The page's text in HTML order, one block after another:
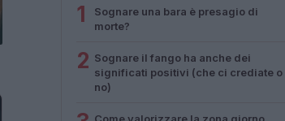
1
Sognare una bara è presagio di
morte?
2 Sognare il fango ha anche dei
significati positivi (che ci crediate o
no)